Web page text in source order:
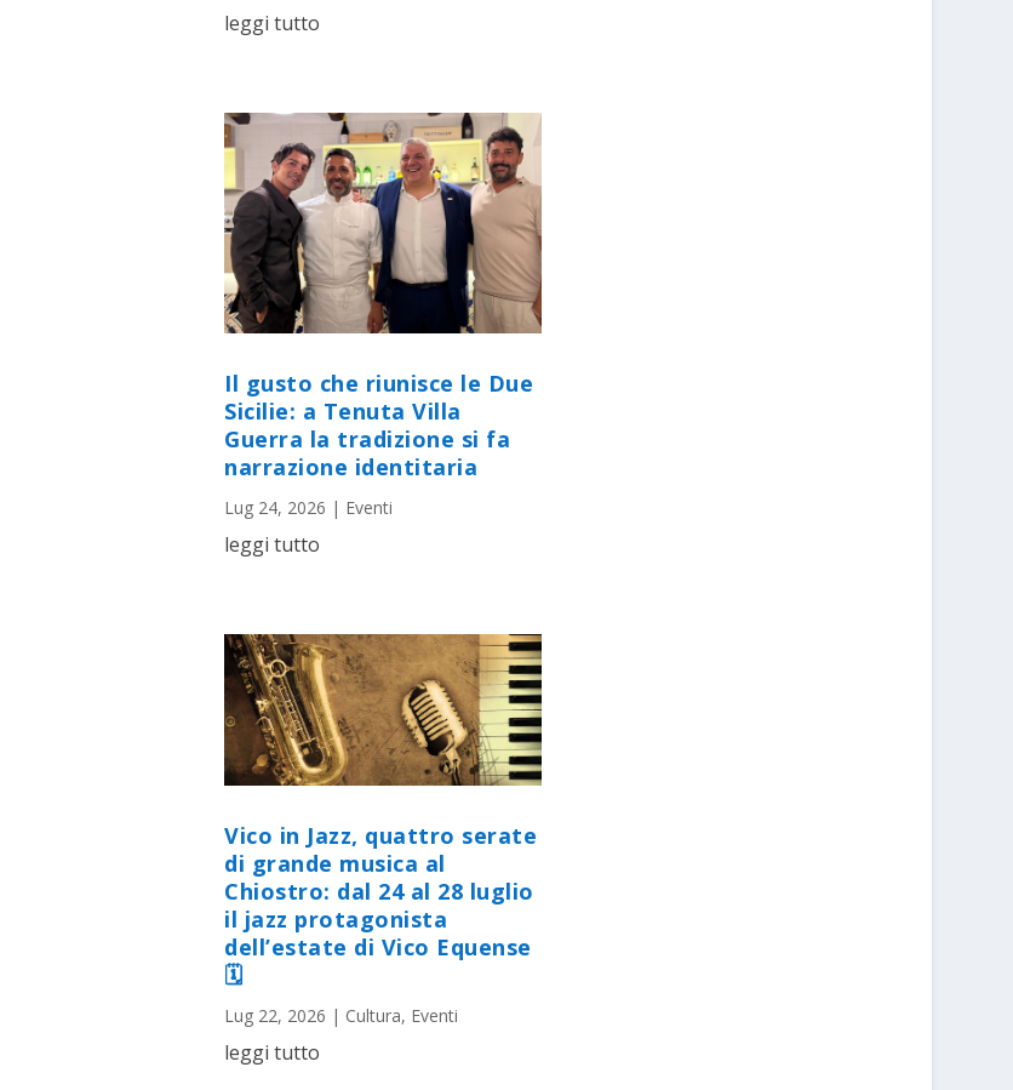
leggi tutto
Il gusto che riunisce le Due
Sicilie: a Tenuta Villa
Guerra la tradizione si fa
narrazione identitaria
Lug 24, 2026 | Eventi
leggi tutto
Vico in Jazz, quattro serate
di grande musica al
Chiostro: dal 24 al 28 luglio
il jazz protagonista
dell’estate di Vico Equense
🗓
Lug 22, 2026 | Cultura, Eventi
leggi tutto